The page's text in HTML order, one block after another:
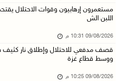
ثلاث إصابات برصاص الاحتلال في
09/آب/2026 04:45 م
مسك تكافح آثار الحروق وتنتظر العلاج
مستعمرون إرهابيون وقوات الاحتلال
اللبن الش
09/08/2026 10:31 م
قصف مدفعي للاحتلال وإطلاق نار
ووسط قطاع غزة
09/08/2026 10:25 م